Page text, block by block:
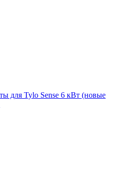
для Tylo Sense 6 кВт (новые